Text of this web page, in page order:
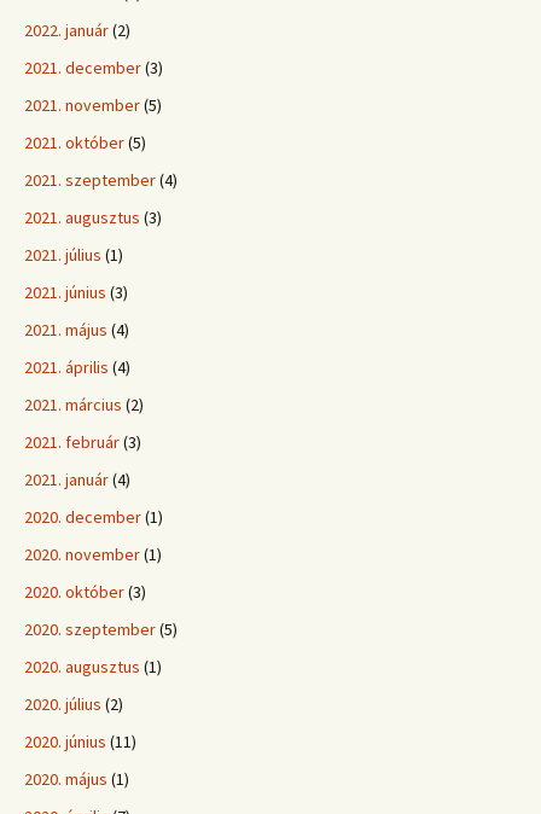
2022. január(2)
2021. december(3)
2021. november(5)
2021. október(5)
2021. szeptember(4)
2021. augusztus (3)
2021. július (1)
2021. június (3)
2021. május (4)
2021. április (4)
2021. március (2)
2021. február(3)
2021. január(4)
2020. december(1)
2020. november(1)
2020. október(3)
2020. szeptember(5)
2020. augusztus (1)
2020. július (2)
2020. június (11)
2020. május (1)